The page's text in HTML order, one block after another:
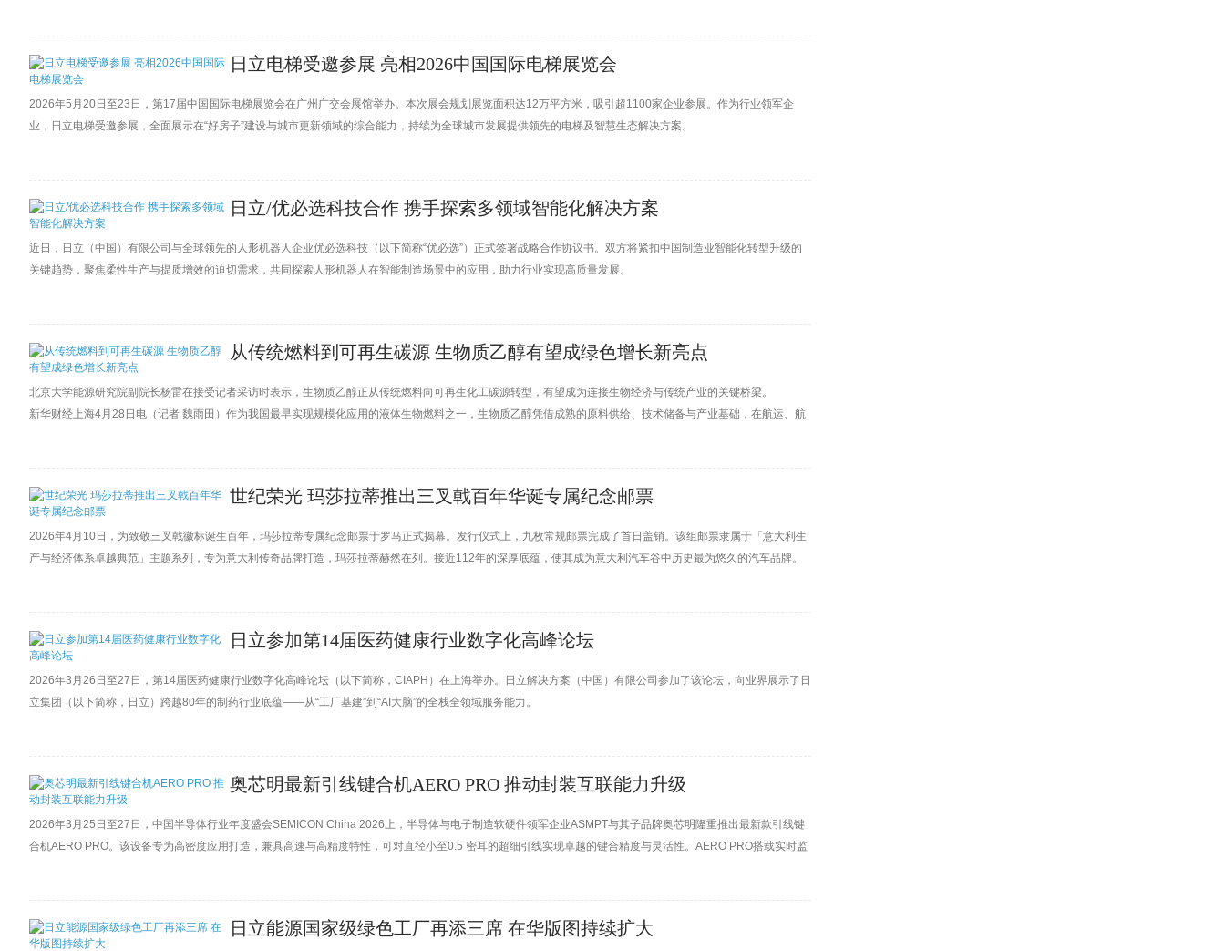
日立电梯受邀参展 亮相2026中国国际电梯展览会
2026年5月20日至23日，第17届中国国际电梯展览会在广州广交会展馆举办。本次展会规划展览面积达12万平方米，吸引超1100家企业参展。作为行业领军企
业，日立电梯受邀参展，全面展示在“好房子”建设与城市更新领域的综合能力，持续为全球城市发展提供领先的电梯及智慧生态解决方案。
日立/优必选科技合作 携手探索多领域智能化解决方案
近日，日立（中国）有限公司与全球领先的人形机器人企业优必选科技（以下简称“优必选”）正式签署战略合作协议书。双方将紧扣中国制造业智能化转型升级的
关键趋势，聚焦柔性生产与提质增效的迫切需求，共同探索人形机器人在智能制造场景中的应用，助力行业实现高质量发展。
从传统燃料到可再生碳源 生物质乙醇有望成绿色增长新亮点
北京大学能源研究院副院长杨雷在接受记者采访时表示，生物质乙醇正从传统燃料向可再生化工碳源转型，有望成为连接生物经济与传统产业的关键桥梁。
新华财经上海4月28日电（记者 魏雨田）作为我国最早实现规模化应用的液体生物燃料之一，生物质乙醇凭借成熟的原料供给、技术储备与产业基础，在航运、航
世纪荣光 玛莎拉蒂推出三叉戟百年华诞专属纪念邮票
2026年4月10日，为致敬三叉戟徽标诞生百年，玛莎拉蒂专属纪念邮票于罗马正式揭幕。发行仪式上，九枚常规邮票完成了首日盖销。该组邮票隶属于「意大利生
产与经济体系卓越典范」主题系列，专为意大利传奇品牌打造，玛莎拉蒂赫然在列。接近112年的深厚底蕴，使其成为意大利汽车谷中历史最为悠久的汽车品牌。
日立参加第14届医药健康行业数字化高峰论坛
2026年3月26日至27日，第14届医药健康行业数字化高峰论坛（以下简称，CIAPH）在上海举办。日立解决方案（中国）有限公司参加了该论坛，向业界展示了日
立集团（以下简称，日立）跨越80年的制药行业底蕴——从“工厂基建”到“AI大脑”的全栈全领域服务能力。
奥芯明最新引线键合机AERO PRO 推动封装互联能力升级
2026年3月25日至27日，中国半导体行业年度盛会SEMICON China 2026上，半导体与电子制造软硬件领军企业ASMPT与其子品牌奥芯明隆重推出最新款引线键
合机AERO PRO。该设备专为高密度应用打造，兼具高速与高精度特性，可对直径小至0.5 密耳的超细引线实现卓越的键合精度与灵活性。AERO PRO搭载实时监
日立能源国家级绿色工厂再添三席 在华版图持续扩大